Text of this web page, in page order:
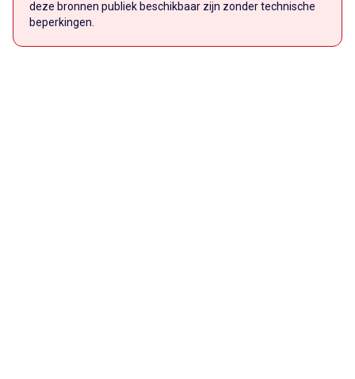
deze bronnen publiek beschikbaar zijn zonder technische
beperkingen.